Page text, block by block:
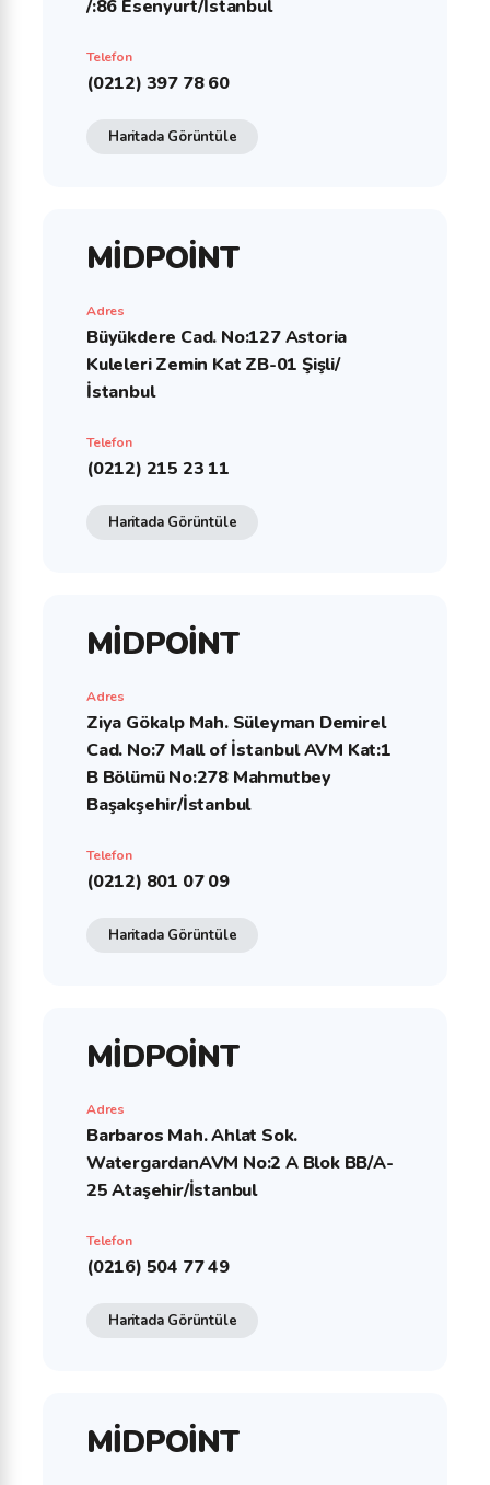
/:86 Esenyurt/İstanbul
Telefon
(0212) 397 78 60
Haritada Görüntüle
MİDPOİNT
Adres
Büyükdere Cad. No:127 Astoria
Kuleleri Zemin Kat ZB-01 Şişli/
İstanbul
Telefon
(0212) 215 23 11
Haritada Görüntüle
MİDPOİNT
Adres
Ziya Gökalp Mah. Süleyman Demirel
Cad. No:7 Mall of İstanbul AVM Kat:1
B Bölümü No:278 Mahmutbey
Başakşehir/İstanbul
Telefon
(0212) 801 07 09
Haritada Görüntüle
MİDPOİNT
Adres
Barbaros Mah. Ahlat Sok.
WatergardanAVM No:2 A Blok BB/A-
25 Ataşehir/İstanbul
Telefon
(0216) 504 77 49
Haritada Görüntüle
MİDPOİNT